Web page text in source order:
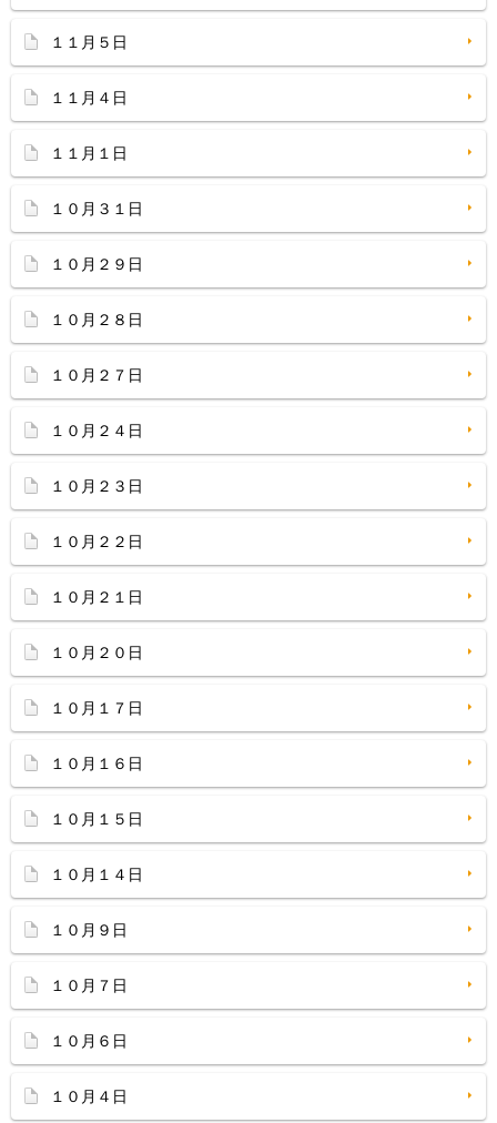
１１月５日
１１月４日
１１月１日
１０月３１日
１０月２９日
１０月２８日
１０月２７日
１０月２４日
１０月２３日
１０月２２日
１０月２１日
１０月２０日
１０月１７日
１０月１６日
１０月１５日
１０月１４日
１０月９日
１０月７日
１０月６日
１０月４日